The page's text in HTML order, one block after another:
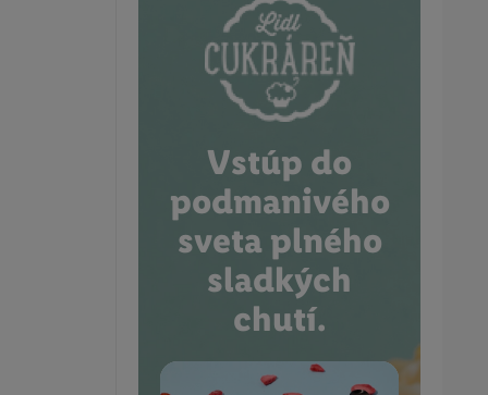
Vstúp do
podmanivého
sveta plného
sladkých
chutí.